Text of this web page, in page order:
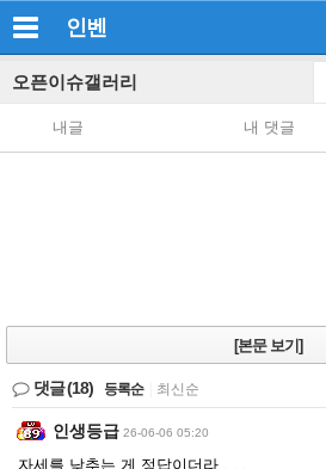
인벤
오픈이슈갤러리
내글 내 댓글
[본문 보기]
댓글(18) 등록순 최신순
인생등급 26-06-06 05:20
자세를 낮추는 게 정답이더라 . . .